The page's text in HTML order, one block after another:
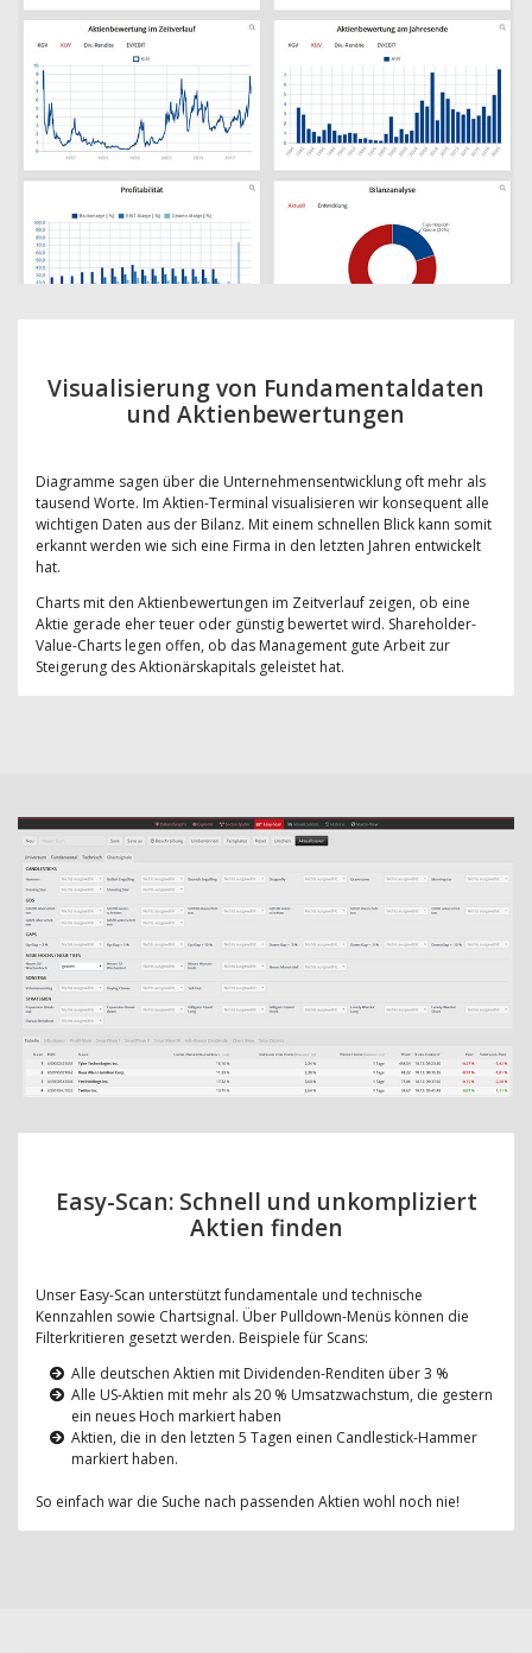
Visualisierung von Fundamentaldaten
und Aktienbewertungen
Diagramme sagen über die Unternehmensentwicklung oft mehr als
tausend Worte. Im Aktien-Terminal visualisieren wir konsequent alle
wichtigen Daten aus der Bilanz. Mit einem schnellen Blick kann somit
erkannt werden wie sich eine Firma in den letzten Jahren entwickelt
hat.
Charts mit den Aktienbewertungen im Zeitverlauf zeigen, ob eine
Aktie gerade eher teuer oder günstig bewertet wird. Shareholder-
Value-Charts legen offen, ob das Management gute Arbeit zur
Steigerung des Aktionärskapitals geleistet hat.
Easy-Scan: Schnell und unkompliziert
Aktien finden
Unser Easy-Scan unterstützt fundamentale und technische
Kennzahlen sowie Chartsignal. Über Pulldown-Menüs können die
Filterkritieren gesetzt werden. Beispiele für Scans:
Alle deutschen Aktien mit Dividenden-Renditen über 3 %
Alle US-Aktien mit mehr als 20 % Umsatzwachstum, die gestern
ein neues Hoch markiert haben
Aktien, die in den letzten 5 Tagen einen Candlestick-Hammer
markiert haben.
So einfach war die Suche nach passenden Aktien wohl noch nie!